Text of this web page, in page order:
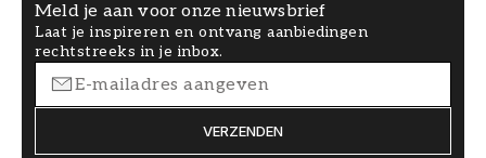
Meld je aan voor onze nieuwsbrief
Laat je inspireren en ontvang aanbiedingen
rechtstreeks in je inbox.
VERZENDEN